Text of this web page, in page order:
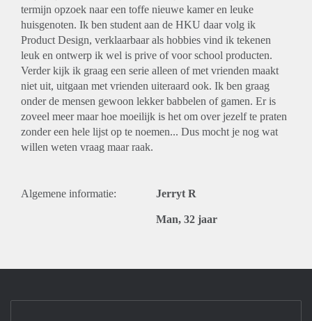
termijn opzoek naar een toffe nieuwe kamer en leuke
huisgenoten. Ik ben student aan de HKU daar volg ik
Product Design, verklaarbaar als hobbies vind ik tekenen
leuk en ontwerp ik wel is prive of voor school producten.
Verder kijk ik graag een serie alleen of met vrienden maakt
niet uit, uitgaan met vrienden uiteraard ook. Ik ben graag
onder de mensen gewoon lekker babbelen of gamen. Er is
zoveel meer maar hoe moeilijk is het om over jezelf te praten
zonder een hele lijst op te noemen... Dus mocht je nog wat
willen weten vraag maar raak.
Algemene informatie: Jerryt R
Man, 32 jaar